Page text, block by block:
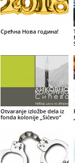
Срећна Нова година!
Otvaranje izložbe dela iz
fonda kolonije „Sićevo“